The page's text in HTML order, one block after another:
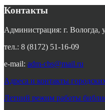
Контакты
Администрация: г. Вологда,
тел.: 8 (8172) 51-16-09
e-mail: adm-cbs@mail.ru
Адреса и контакты
Летний режим работы